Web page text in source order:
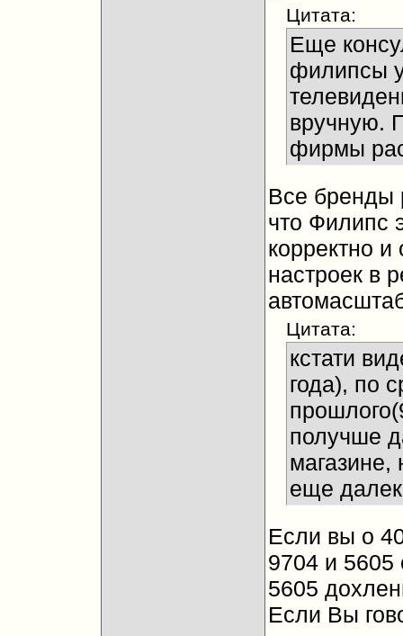
Цитата:
Еще
филипсы
вручную.
фирмы
Все бренды
что Филипс
корректно
настроек в
Цитата:
кстати
года), по
получше
магазине,
еще
Если вы о
9704 и
5605
Если Вы